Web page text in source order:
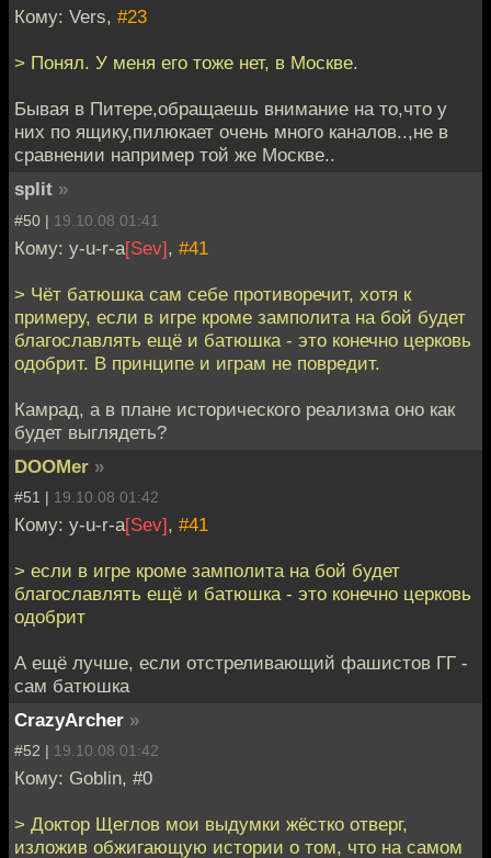
Кому: Vers, #23
> Понял. У меня его тоже нет, в Москве.
Бывая в Питере,обращаешь внимание на то,что у
них по ящику,пилюкает очень много каналов..,не в
сравнении например той же Москве..
split »
#50 | 19.10.08 01:41
Кому: y-u-r-a[Sev], #41
> Чёт батюшка сам себе противоречит, хотя к
примеру, если в игре кроме замполита на бой будет
благославлять ещё и батюшка - это конечно церковь
одобрит. В принципе и играм не повредит.
Камрад, а в плане исторического реализма оно как
будет выглядеть?
DOOMer »
#51 | 19.10.08 01:42
Кому: y-u-r-a[Sev], #41
> если в игре кроме замполита на бой будет
благославлять ещё и батюшка - это конечно церковь
одобрит
А ещё лучше, если отстреливающий фашистов ГГ -
сам батюшка
CrazyArcher »
#52 | 19.10.08 01:42
Кому: Goblin, #0
> Доктор Щеглов мои выдумки жёстко отверг,
изложив обжигающую истории о том, что на самом